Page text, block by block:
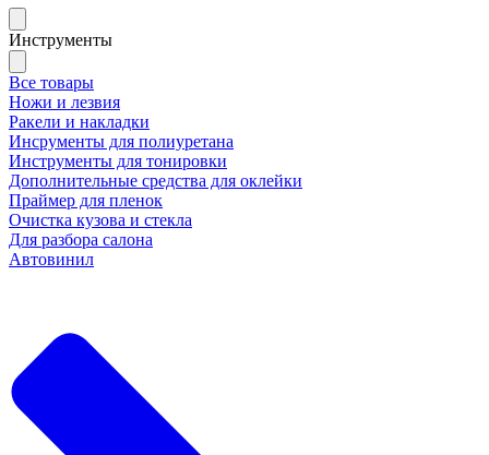
Инструменты
Все товары
Ножи и лезвия
Ракели и накладки
Инсрументы для полиуретана
Инструменты для тонировки
Дополнительные средства для оклейки
Праймер для пленок
Очистка кузова и стекла
Для разбора салона
Автовинил